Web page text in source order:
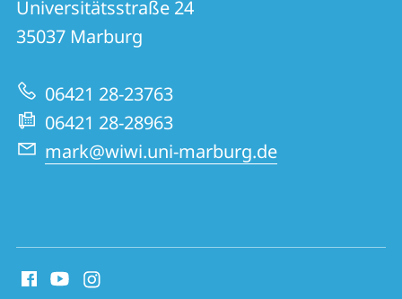
Informationen
zur
Website
und
Handelsbetriebslehre
Universitätsstraße 24
35037 Marburg
06421 28-23763
06421 28-28963
mark@wiwi.uni-marburg.de
Media